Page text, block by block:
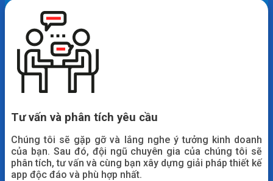
Tư vấn và phân tích yêu cầu
Chúng tôi sẽ gặp gỡ và lắng nghe ý tưởng kinh doanh
của bạn. Sau đó, đội ngũ chuyên gia của chúng tôi sẽ
phân tích, tư vấn và cùng bạn xây dựng giải pháp thiết kế
app độc đáo và phù hợp nhất.